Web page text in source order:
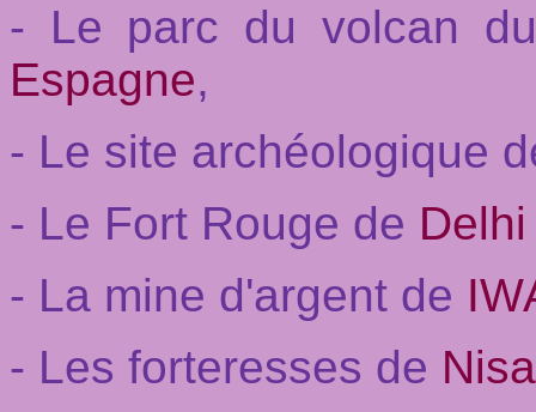
- Le parc du volcan
Espagne,
- Le site archéologique
- Le Fort Rouge de Delhi
- La mine d'argent de
- Les forteresses de